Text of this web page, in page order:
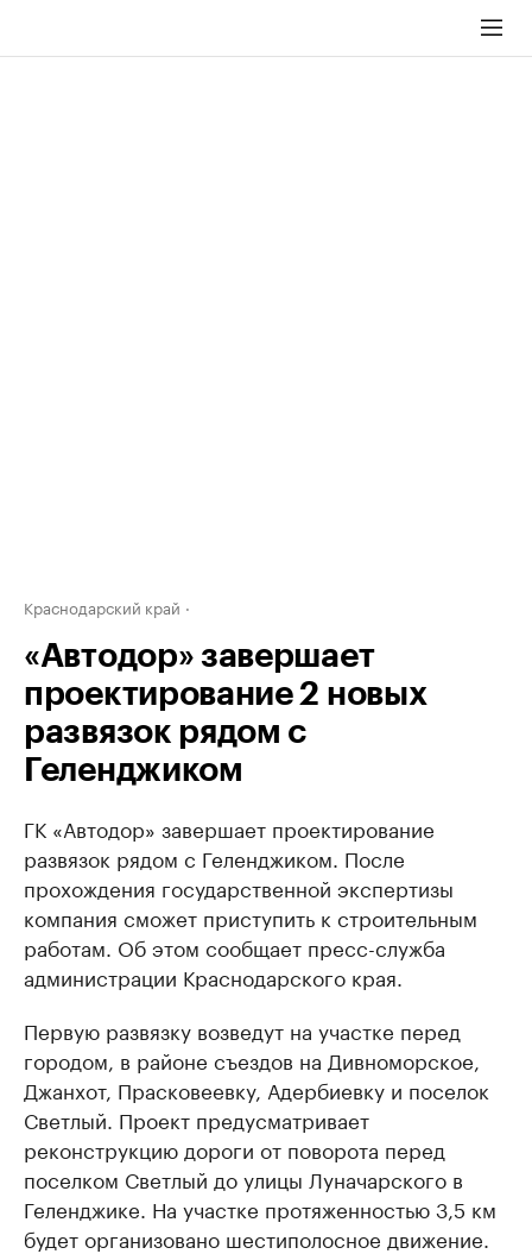
Краснодарский край
«Автодор» завершает
проектирование 2 новых
развязок рядом с
Геленджиком
ГК «Автодор» завершает проектирование
развязок рядом с Геленджиком. После
прохождения государственной экспертизы
компания сможет приступить к строительным
работам. Об этом сообщает пресс-служба
администрации Краснодарского края.
Первую развязку возведут на участке перед
городом, в районе съездов на Дивноморское,
Джанхот, Прасковеевку, Адербиевку и поселок
Светлый. Проект предусматривает
реконструкцию дороги от поворота перед
поселком Светлый до улицы Луначарского в
Геленджике. На участке протяженностью 3,5 км
будет организовано шестиполосное движение.